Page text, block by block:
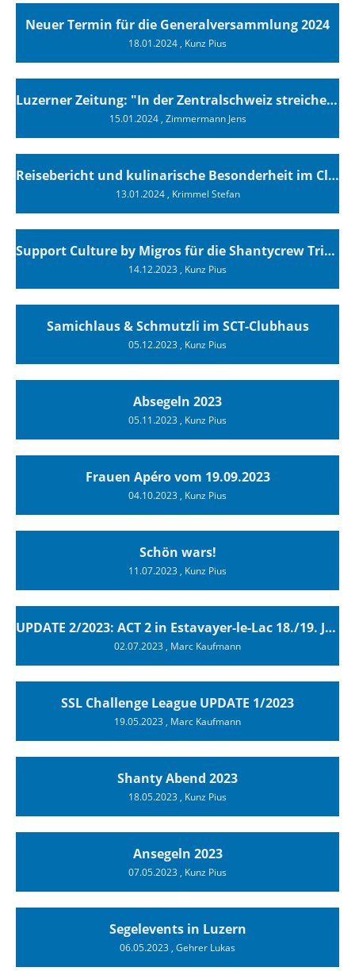
Neuer Termin für die Generalversammlung 2024
18.01.2024, Kunz Pius
Luzerner Zeitung: "In der Zentralschweiz streichen immer mehr Bootsbesitzer ihre Segel"
15.01.2024, Zimmermann Jens
Reisebericht und kulinarische Besonderheit im Clubhaus
13.01.2024, Krimmel Stefan
Support Culture by Migros für die Shantycrew Tribschenhorn Luzern
14.12.2023, Kunz Pius
Samichlaus & Schmutzli im SCT-Clubhaus
05.12.2023, Kunz Pius
Absegeln 2023
05.11.2023, Kunz Pius
Frauen Apéro vom 19.09.2023
04.10.2023, Kunz Pius
Schön wars!
11.07.2023, Kunz Pius
UPDATE 2/2023: ACT 2 in Estavayer-le-Lac 18./19. Juni 2023
02.07.2023, Marc Kaufmann
SSL Challenge League UPDATE 1/2023
19.05.2023, Marc Kaufmann
Shanty Abend 2023
18.05.2023, Kunz Pius
Ansegeln 2023
07.05.2023, Kunz Pius
Segelevents in Luzern
06.05.2023, Gehrer Lukas